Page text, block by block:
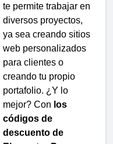
te permite trabajar en
diversos proyectos,
ya sea creando sitios
web personalizados
para clientes o
creando tu propio
portafolio. ¿Y lo
mejor? Con los
códigos de
descuento de